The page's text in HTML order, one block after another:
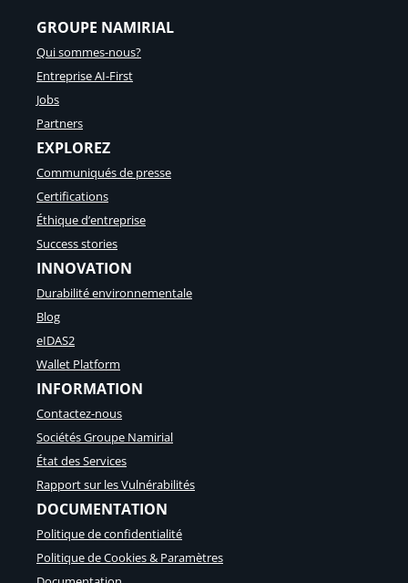
GROUPE NAMIRIAL
Qui sommes-nous?
Entreprise AI-First
Jobs
Partners
EXPLOREZ
Communiqués de presse
Certifications
Éthique d’entreprise
Success stories
INNOVATION
Durabilité environnementale
Blog
eIDAS2
Wallet Platform
INFORMATION
Contactez-nous
Sociétés Groupe Namirial
État des Services
Rapport sur les Vulnérabilités
DOCUMENTATION
Politique de confidentialité
Politique de Cookies & Paramètres